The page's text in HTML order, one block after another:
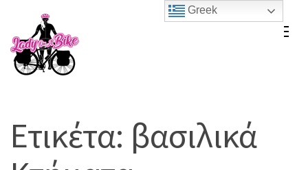
content
(Press
Ετικέτα: βασιλικά
Greek